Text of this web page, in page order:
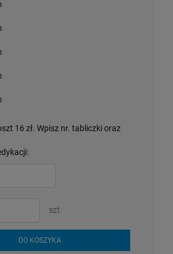
16 zł. Wpisz nr. tabliczki oraz
szt.
DO KOSZYKA